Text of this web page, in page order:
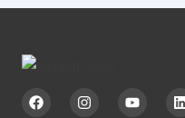
F
a
I
n
Y
o
i